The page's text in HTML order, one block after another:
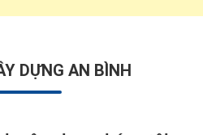
DỰNG AN BÌNH